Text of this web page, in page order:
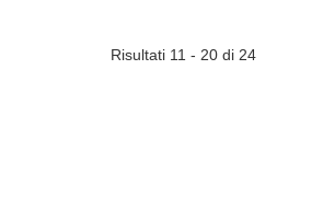
Risultati 11 - 20 di 24